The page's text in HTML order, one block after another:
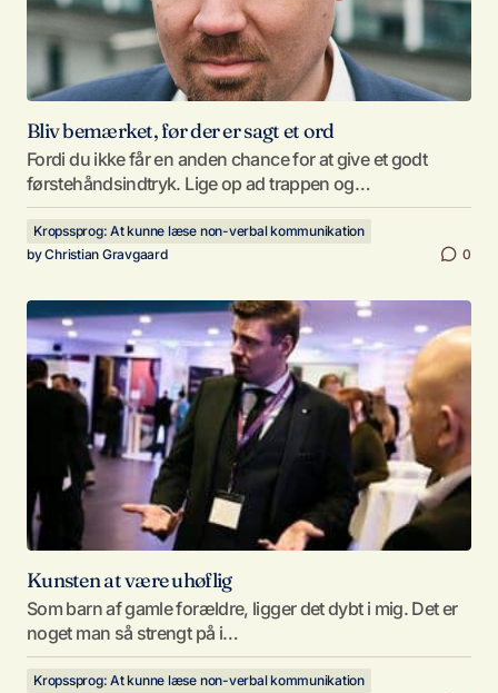
Bliv bemærket, før der er sagt et ord
Fordi du ikke får en anden chance for at give et godt
førstehåndsindtryk. Lige op ad trappen og…
Kropssprog: At kunne læse non-verbal kommunikation
byChristian Gravgaard 0
Kunsten at være uhøflig
Som barn af gamle forældre, ligger det dybt i mig. Det er
noget man så strengt på i…
Kropssprog: At kunne læse non-verbal kommunikation